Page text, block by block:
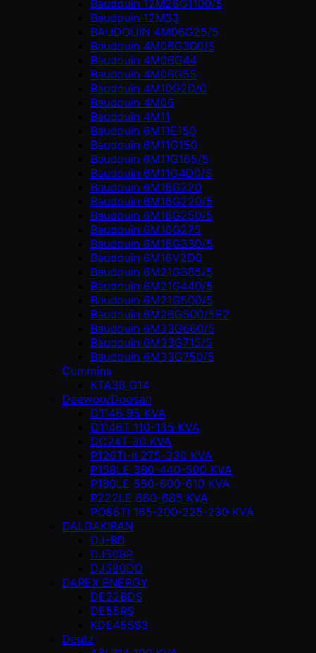
Baudouin 12M26G1100/5
Baudouin 12M33
BAUDOUIN 4M06G25/5
Baudouin 4M06G300/S
Baudouin 4M06G44
Baudouin 4M06G55
Baudouin 4M10G2D/0
Baudouin 4М06
Baudouin 4М11
Baudouin 6M11E150
Baudouin 6M11G150
Baudouin 6M11G165/5
Baudouin 6M11G4D0/S
Baudouin 6M16G220
Baudouin 6M16G220/5
Baudouin 6M16G250/5
Baudouin 6M16G275
Baudouin 6M16G330/5
Baudouin 6M16V2D0
Baudouin 6M21G385/5
Baudouin 6M21G440/5
Baudouin 6M21G500/5
Baudouin 6M26G500/5E2
Baudouin 6M33G660/5
Baudouin 6M33G715/5
Baudouin 6M33G750/5
Cummins
KTA38 G14
Daewoo/Doosan
D1146 95 KVA
D1146T 110-135 KVA
DC24T 30 KVA
P126TI-II 275-330 KVA
P158LE 380-440-500 KVA
P180LE 550-600-610 KVA
P222LE 660-685 KVA
PO86TI 165-200-225-230 KVA
DALGAKIRAN
DJ-BD
DJ50BP
DJ580DD
DAREX ENERGY
DE22BDS
DE55RS
KDE45SS3
Deutz